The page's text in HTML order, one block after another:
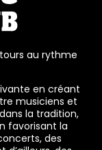
au rythme
en créant
musiciens et
la tradition,
favorisant la
des